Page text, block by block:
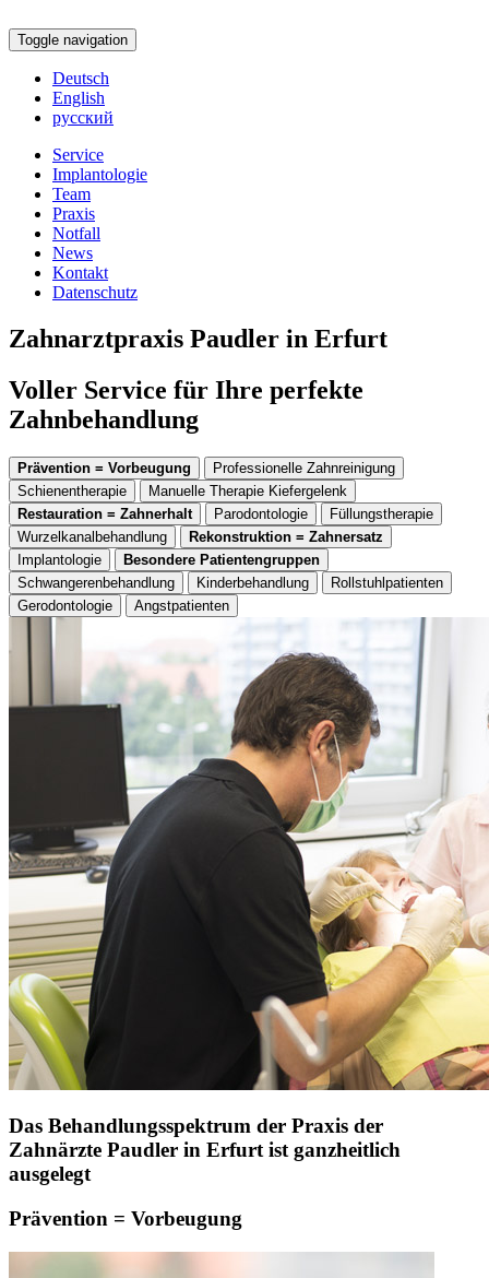
Toggle navigation
Deutsch
English
русский
Service
Implantologie
Team
Praxis
Notfall
News
Kontakt
Datenschutz
Zahnarztpraxis Paudler in Erfurt
Voller Service für Ihre perfekte
Zahnbehandlung
Prävention = Vorbeugung
Professionelle Zahnreinigung
Schienentherapie
Manuelle Therapie Kiefergelenk
Restauration = Zahnerhalt
Parodontologie
Füllungstherapie
Wurzelkanalbehandlung
Rekonstruktion = Zahnersatz
Implantologie
Besondere Patientengruppen
Schwangerenbehandlung
Kinderbehandlung
Rollstuhlpatienten
Gerodontologie
Angstpatienten
Das Behandlungsspektrum der Praxis der
Zahnärzte Paudler in Erfurt ist ganzheitlich
ausgelegt
Prävention = Vorbeugung